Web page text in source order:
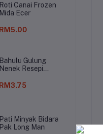
Roti Canai Frozen
Mida Ecer
RM5.00
Bahulu Gulung
Nenek Resepi
RM3.75
Pati Minyak Bidara
Pak Long Man